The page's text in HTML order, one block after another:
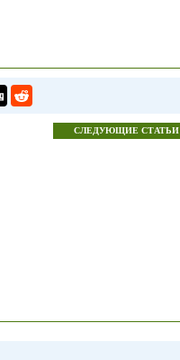
СЛЕДУЮЩИЕ СТАТЬИ